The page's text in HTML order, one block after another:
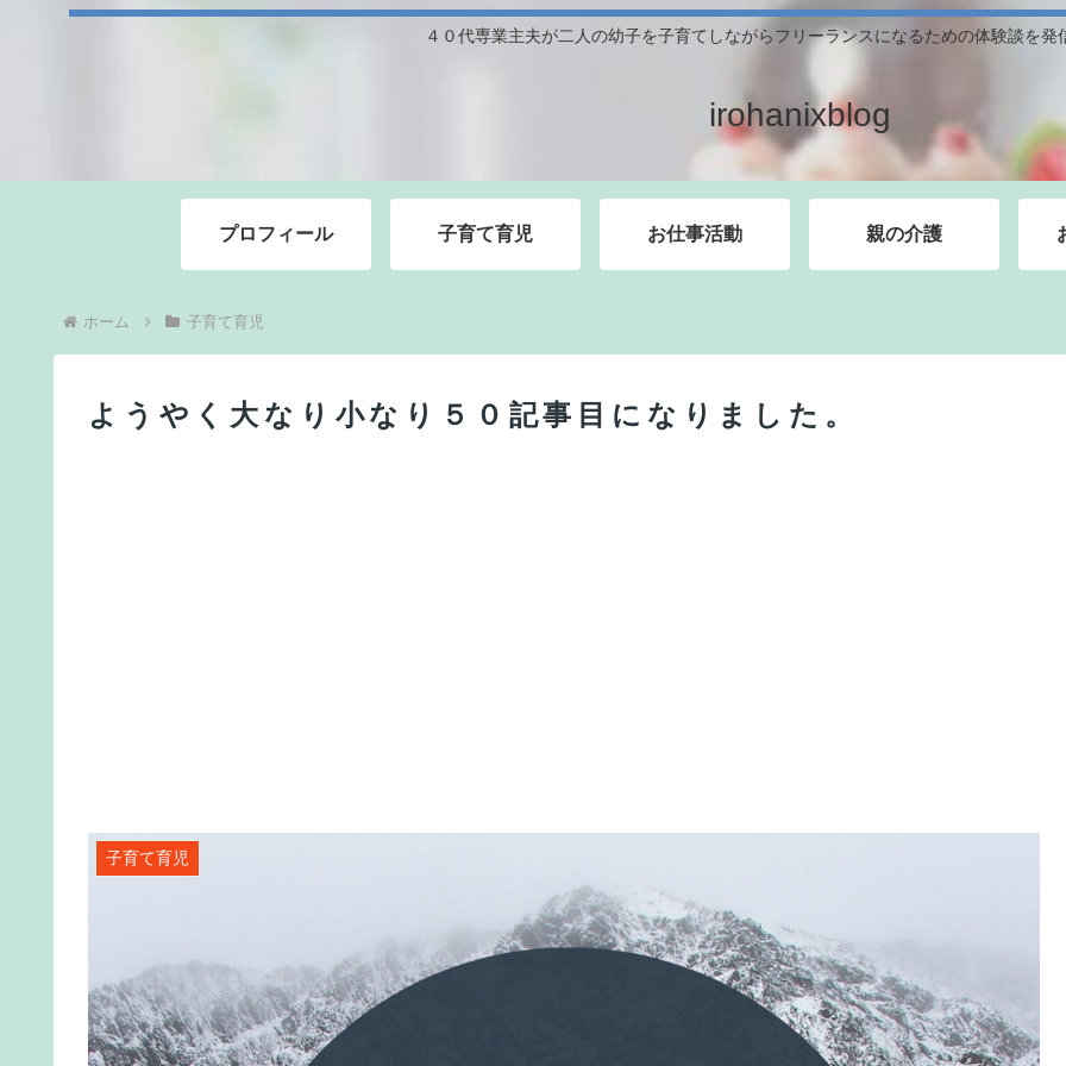
４０代専業主夫が二人の幼子を子育てしながらフリーランスになるための体験談を発
irohanixblog
プロフィール 子育て育児 お仕事活動 親の介護
ホーム 子育て育児
ようやく大なり小なり５０記事目になりました。
子育て育児